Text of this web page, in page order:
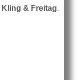
Kling & Freitag.